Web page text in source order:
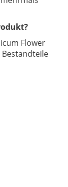
Flower